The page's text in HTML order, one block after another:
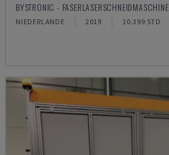
BYSTRONIC - FASERLASERSCHNEIDMASCHINE
NIEDERLANDE 2019 10.399 STD